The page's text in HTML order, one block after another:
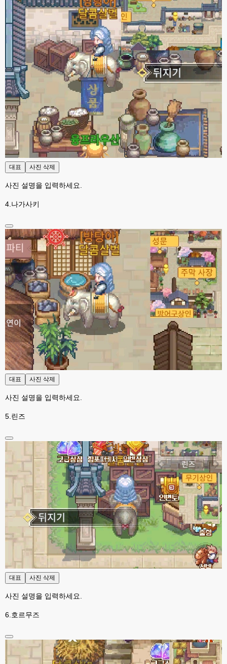
대표 사진 삭제
사진 설명을 입력하세요.
4.나가사키
대표 사진 삭제
사진 설명을 입력하세요.
5.린즈
대표 사진 삭제
사진 설명을 입력하세요.
6.호르무즈